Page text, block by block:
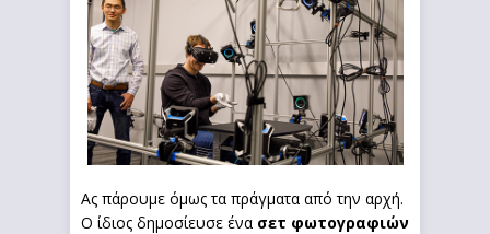
Ας πάρουμε όμως τα πράγματα από την αρχή.
Ο ίδιος δημοσίευσε ένα σετ φωτογραφιών